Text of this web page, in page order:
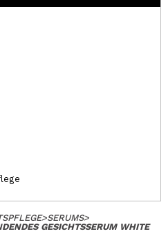
>SERUMS>
GESICHTSSERUM WHITE